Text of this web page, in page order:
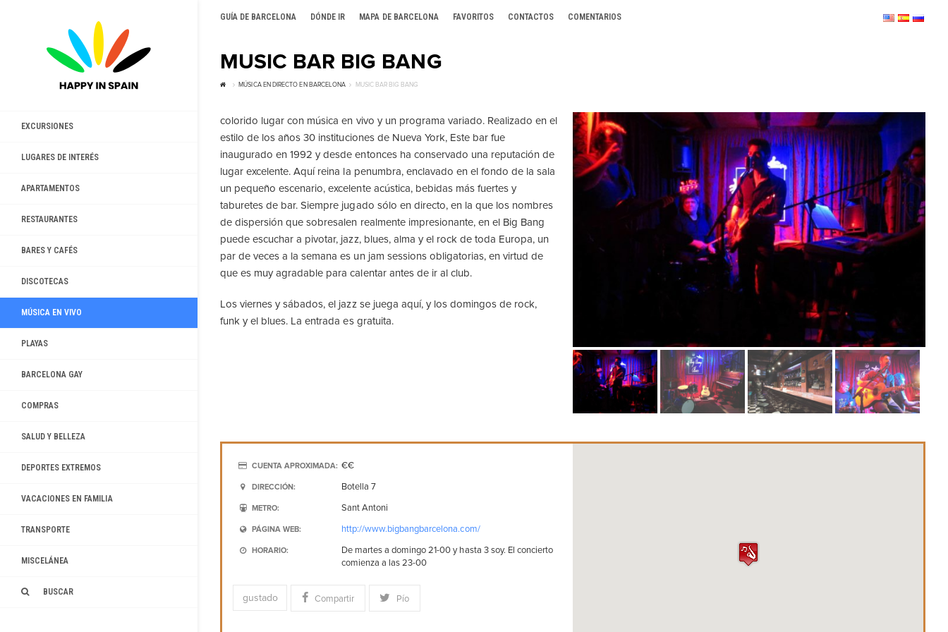
GUÍA DE BARCELONA DÓNDE IR MAPA DE BARCELONA FAVORITOS CONTACTOS COMENTARIOS
EXCURSIONES
LUGARES DE INTERÉS
APARTAMENTOS
RESTAURANTES
BARES Y CAFÉS
DISCOTECAS
MÚSICA EN VIVO
PLAYAS
BARCELONA GAY
COMPRAS
SALUD Y BELLEZA
DEPORTES EXTREMOS
VACACIONES EN FAMILIA
TRANSPORTE
MISCELÁNEA
BUSCAR
MUSIC BAR BIG BANG
MÚSICA EN DIRECTO EN BARCELONA MUSIC BAR BIG BANG
colorido lugar con música en vivo y un programa variado. Realizado en el
estilo de los años 30 instituciones de Nueva York, Este bar fue
inaugurado en 1992 y desde entonces ha conservado una reputación de
lugar excelente. Aquí reina la penumbra, enclavado en el fondo de la sala
un pequeño escenario, excelente acústica, bebidas más fuertes y
taburetes de bar. Siempre jugado sólo en directo, en la que los nombres
de dispersión que sobresalen realmente impresionante, en el Big Bang
puede escuchar a pivotar, jazz, blues, alma y el rock de toda Europa, un
par de veces a la semana es un jam sessions obligatorias, en virtud de
que es muy agradable para calentar antes de ir al club.
Los viernes y sábados, el jazz se juega aquí, y los domingos de rock,
funk y el blues. La entrada es gratuita.
CUENTA APROXIMADA: €€
DIRECCIÓN: Botella 7
METRO: Sant Antoni
PÁGINA WEB: http://www.bigbangbarcelona.com/
HORARIO:
De martes a domingo 21-00 y hasta 3 soy. El concierto
comienza a las 23-00
gustado Compartir Pío